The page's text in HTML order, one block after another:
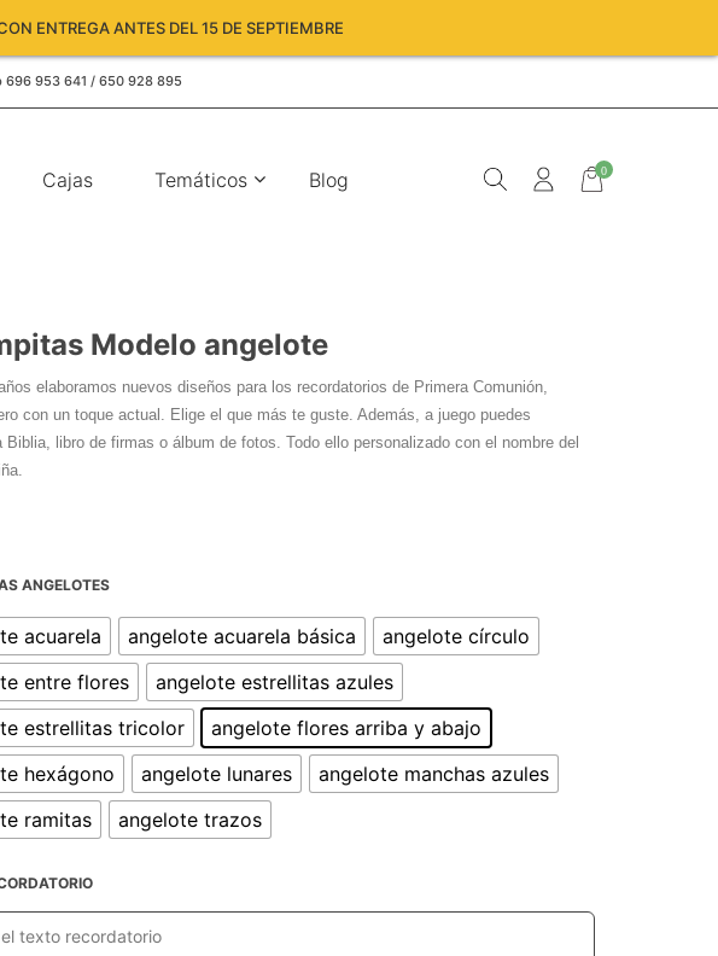
ENTREGA ANTES DEL 15 DE SEPTIEMBRE
696 953 641 / 650 928 895
0
Cajas Temáticos Blog
Modelo angelote
elaboramos nuevos diseños para los recordatorios de Primera Comunión,
con un toque actual. Elige el que más te guste. Además, a juego puedes
Biblia, libro de firmas o álbum de fotos. Todo ello personalizado con el nombre del
ANGELOTES
acuarela angelote acuarela básica
angelote círculo
entre flores
angelote estrellitas azules
estrellitas tricolor
angelote flores arriba y abajo
hexágono
angelote lunares
angelote manchas azules
ramitas
angelote trazos